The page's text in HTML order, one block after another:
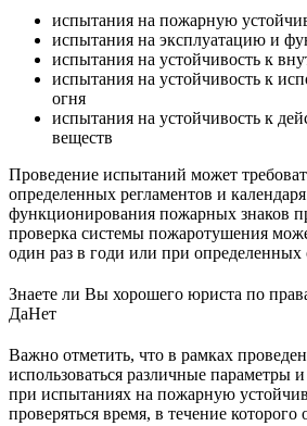
испытания на пожарную
испытания на эксплуатацию и
испытания на устойчивость к
испытания на устойчивость к
огня
испытания на устойчивость к
веществ
Проведение испытаний может
определенных регламентов и
функционирования пожарных знаков
проверка системы пожаротушения
один раз в годи или при определенных
Знаете ли Вы хорошего юриста по
ДаНет
Важно отметить, что в рамках
использоваться различные параметры
при испытаниях на пожарную
проверяться время, в течение которого